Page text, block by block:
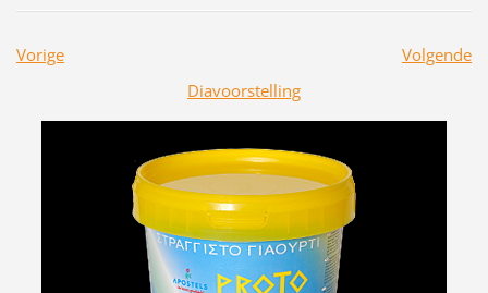
Vorige
Volgende
Diavoorstelling